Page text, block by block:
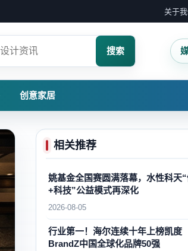
关于
搜索
创意家居
相关推荐
姚基金全国赛圆满落幕，水性科天
+科技”公益模式再深化
2026-08-05
行业第一！海尔连续十年上榜凯度
BrandZ中国全球化品牌50强